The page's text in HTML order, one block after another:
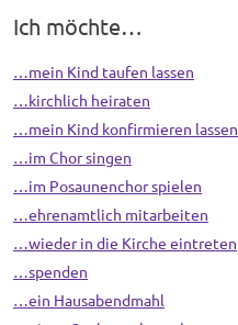
Ich möchte…
…mein Kind taufen lassen
…kirchlich heiraten
…mein Kind konfirmieren lassen
…im Chor singen
…im Posaunenchor spielen
…ehrenamtlich mitarbeiten
…wieder in die Kirche eintreten
…spenden
…ein Hausabendmahl